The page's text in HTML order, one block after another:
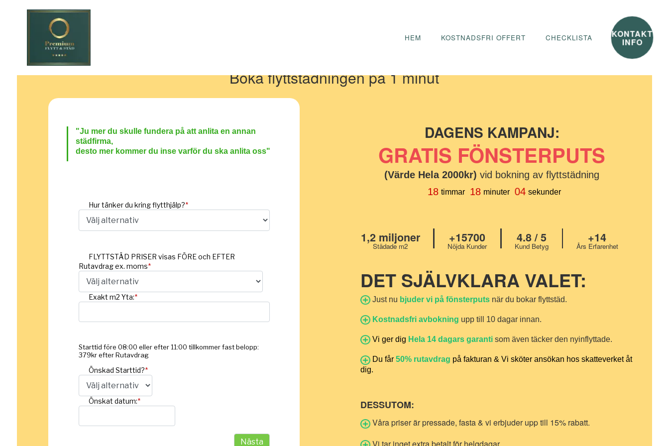
HEM KOSTNADSFRI OFFERT CHECKLISTA KONTAKT
INFO
Boka flyttstädningen på 1 minut
"Ju mer du skulle fundera på att anlita en annan
städfirma,
desto mer kommer du inse varför du ska anlita oss"
DAGENS KAMPANJ:
GRATIS FÖNSTERPUTS
(Värde Hela 2000kr) vid bokning av flyttstädning
18 timmar 18 minuter 04 sekunder
1,2 miljoner
Städade m2
+15700
Nöjda Kunder
4.8 / 5
Kund Betyg
+14
Års Erfarenhet
DET SJÄLVKLARA VALET:
Just nu bjuder vi på fönsterputsnär du bokar flyttstäd.
Kostnadsfri avbokning upp till 10 dagar innan.
Vi ger dig Hela 14 dagars garanti som även täcker den nyinflyttade.
Du får 50% rutavdrag på fakturan & Vi sköter ansökan hos skatteverket åt
dig.
DESSUTOM:
Våra priser är pressade, fasta & vi erbjuder upp till 15% rabatt.
Vi tar inget extra betalt för helgdagar.